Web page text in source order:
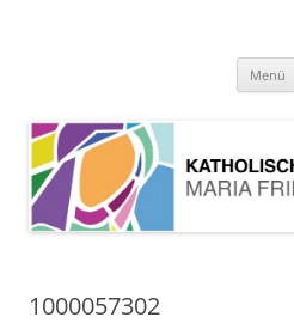
Menü
1000057302